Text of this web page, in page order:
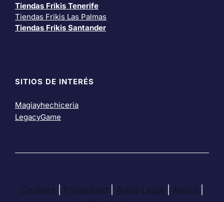
Tiendas Frikis Tenerife
Tiendas Frikis Las Palmas
Tiendas Frikis Santander
SITIOS DE INTERÉS
Magiayhechiceria
LegacyGame
Cookies Privacidad Aviso Legal About